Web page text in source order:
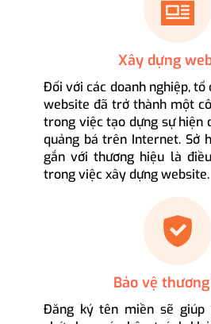
Xây dựng
Đối với các doanh nghiệp, tổ
website đã trở thành một
trong việc tạo dựng sự hiện
quảng bá trên Internet. Sở
gắn với thương hiệu là
trong việc xây dựng website.
Bảo vệ
Đăng ký tên miền sẽ giúp